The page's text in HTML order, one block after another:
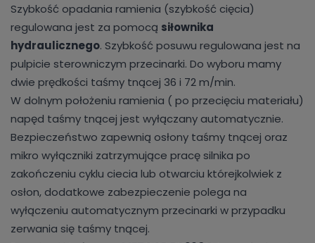
Szybkość opadania ramienia (szybkość cięcia)
regulowana jest za pomocą siłownika
hydraulicznego. Szybkość posuwu regulowana jest na
pulpicie sterowniczym przecinarki. Do wyboru mamy
dwie prędkości taśmy tnącej 36 i 72 m/min.
W dolnym położeniu ramienia ( po przecięciu materiału)
napęd taśmy tnącej jest wyłączany automatycznie.
Bezpieczeństwo zapewnią osłony taśmy tnącej oraz
mikro wyłączniki zatrzymujące pracę silnika po
zakończeniu cyklu ciecia lub otwarciu którejkolwiek z
osłon, dodatkowe zabezpieczenie polega na
wyłączeniu automatycznym przecinarki w przypadku
zerwania się taśmy tnącej.